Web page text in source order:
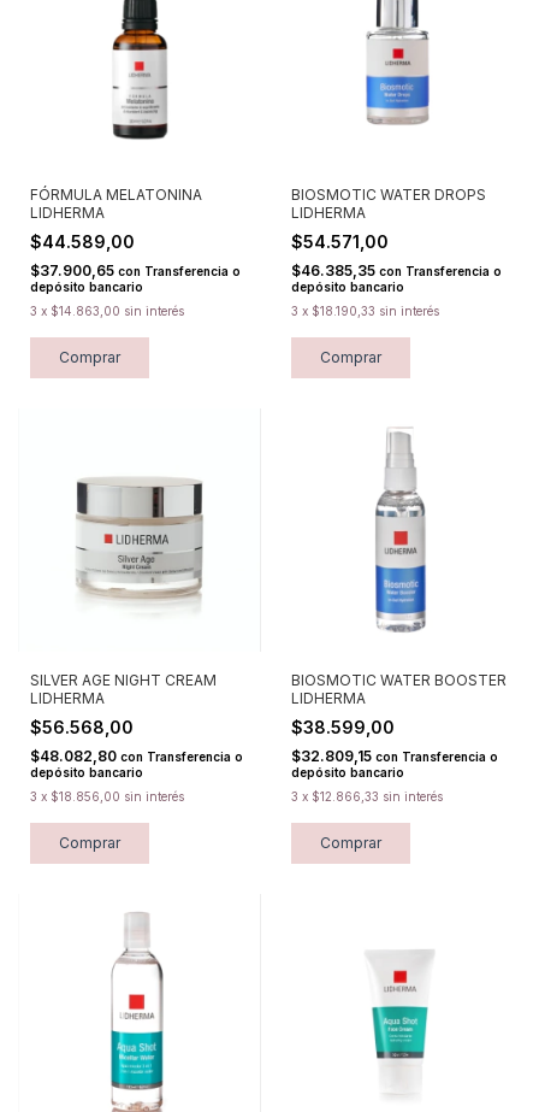
FÓRMULA MELATONINA
LIDHERMA
$44.589,00
$37.900,65 con Transferencia o
depósito bancario
3 x $14.863,00 sin interés
Comprar
BIOSMOTIC WATER DROPS
LIDHERMA
$54.571,00
$46.385,35 con Transferencia o
depósito bancario
3 x $18.190,33 sin interés
Comprar
SILVER AGE NIGHT CREAM
LIDHERMA
$56.568,00
$48.082,80 con Transferencia o
depósito bancario
3 x $18.856,00 sin interés
Comprar
BIOSMOTIC WATER BOOSTER
LIDHERMA
$38.599,00
$32.809,15 con Transferencia o
depósito bancario
3 x $12.866,33 sin interés
Comprar